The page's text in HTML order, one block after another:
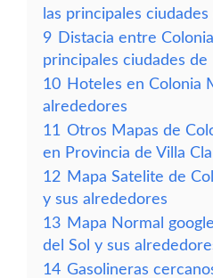
las principales
9 Distacia entre
principales ciudades de
10 Hoteles en Colonia
alrededores
11 Otros Mapas de
en Provincia de Villa
12 Mapa Satelite de
y sus alrededores
13 Mapa Normal
del Sol y sus
14 Gasolineras